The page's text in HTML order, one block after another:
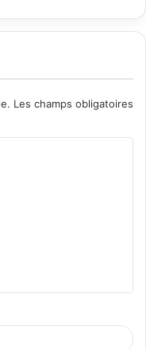
Les champs obligatoires